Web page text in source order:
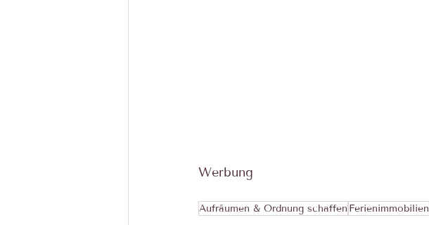
Werbung
Aufräumen & Ordnung schaffen Ferienimmobilien